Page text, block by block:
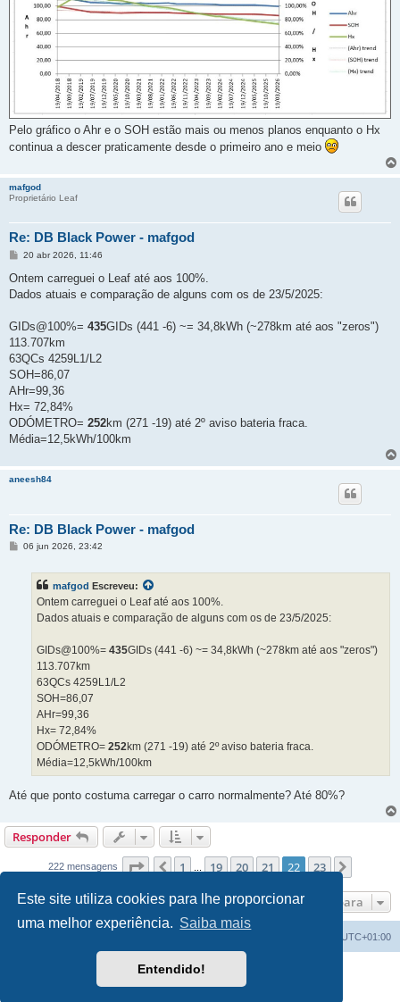
Este site utiliza cookies para lhe proporcionar
uma melhor experiência. Saiba mais
Entendido!
Pelo gráfico o Ahr e o SOH estão mais ou menos planos enquanto o Hx
continua a descer praticamente desde o primeiro ano e meio
mafgod
Proprietário Leaf
Re: DB Black Power - mafgod
M
n
a
m
20 abr 2026, 11:46
Ontem carreguei o Leaf até aos 100%.
Dados atuais e comparação de alguns com os de 23/5/2025:
GIDs@100%= 435GIDs (441 -6) ~= 34,8kWh (~278km até aos "zeros")
113.707km
63QCs 4259L1/L2
SOH=86,07
AHr=99,36
Hx= 72,84%
ODÓMETRO= 252km (271 -19) até 2º aviso bateria fraca.
Média=12,5kWh/100km
aneesh84
Re: DB Black Power - mafgod
M06 jun 2026, 23:42
mafgod Escreveu:
Ontem carreguei o Leaf até aos 100%.
Dados atuais e comparação de alguns com os de 23/5/2025:
GIDs@100%= 435GIDs (441 -6) ~= 34,8kWh (~278km até aos "zeros")
113.707km
63QCs 4259L1/L2
SOH=86,07
AHr=99,36
Hx= 72,84%
ODÓMETRO= 252km (271 -19) até 2º aviso bateria fraca.
Média=12,5kWh/100km
Até que ponto costuma carregar o carro normalmente? Até 80%?
Responder
222 mensagens Página 22de23
Anterior
1 19 20 21 22 23
Ir para
UTC+01:00
Desenvolvido porphpBB® Forum Software © phpBB Limited
phpBB Portugal